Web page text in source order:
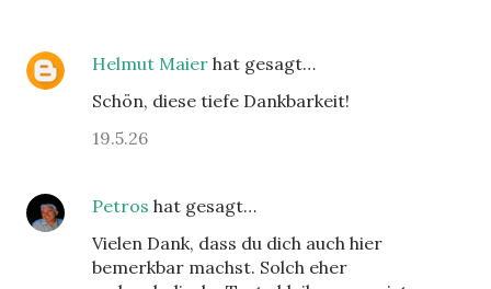
Helmut Maier hat gesagt…
Schön, diese tiefe Dankbarkeit!
19.5.26
Petros hat gesagt…
Vielen Dank, dass du dich auch hier
bemerkbar machst. Solch eher